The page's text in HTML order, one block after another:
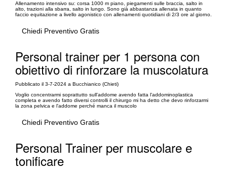
Allenamento intensivo su: corsa 1000 m piano, piegamenti sulle braccia, salto in
alto, trazioni alla sbarra, salto in lungo. Sono già abbastanza allenata in quanto
faccio equitazione a livello agonistico con allenamenti quotidiani di 2/3 ore al giorno.
Chiedi Preventivo Gratis
Personal trainer per 1 persona con
obiettivo di rinforzare la muscolatura
Pubblicato il 3-7-2024 a Bucchianico (Chieti)
Voglio concentrarmi soprattutto sull'addome avendo fatta l'addominoplastica
completa e avendo fatto diversi controlli il chirurgo mi ha detto che devo rinforzarmi
la zona pelvica e l'addome perché manca il muscolo
Chiedi Preventivo Gratis
Personal Trainer per muscolare e
tonificare